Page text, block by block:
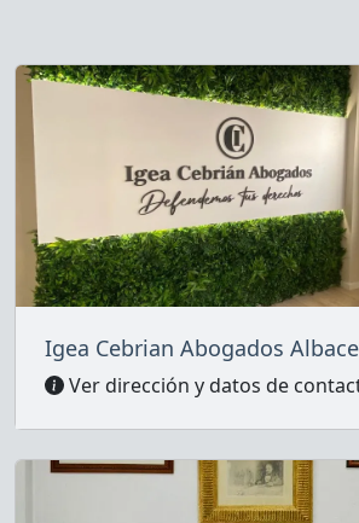
Igea Cebrian Abogados
Ver dirección y datos de